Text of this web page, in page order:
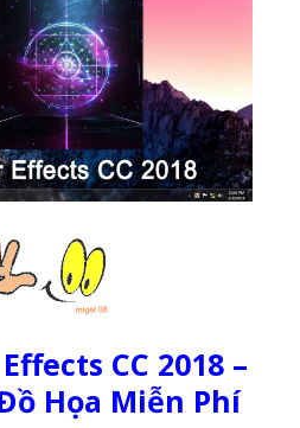
CC 2018 –
Họa Miễn Phí